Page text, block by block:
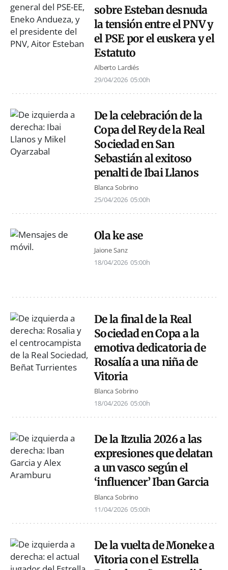
sobre Esteban desnuda
la tensión entre el PNV y
el PSE por el euskera y el
Estatuto
Alberto Lardiés
29/04/2026 05:00h
De la celebración de la
Copa del Rey de la Real
Sociedad en San
Sebastián al exitoso
penalti de Ibai Llanos
Blanca Sobrino
25/04/2026 05:00h
Ola ke ase
Jaione Sanz
18/04/2026 05:00h
De la final de la Real
Sociedad en Copa a la
emotiva dedicatoria de
Rosalía a una niña de
Vitoria
Blanca Sobrino
18/04/2026 05:00h
De la Itzulia 2026 a las
expresiones que delatan
a un vasco según el
‘influencer’ Iban Garcia
Blanca Sobrino
11/04/2026 05:00h
De la vuelta de Moneke a
Vitoria con el Estrella